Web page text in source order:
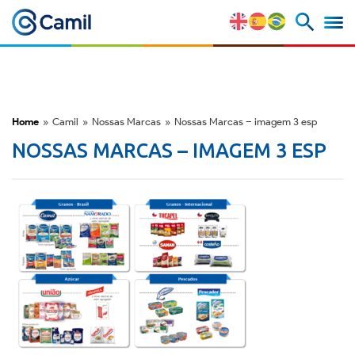
Perfil Corporativo
Estratégia e Vantagens
Fatores de Risco
M&A e Mercado de Capitais
ESG
Prêmios
Home » Camil » Nossas Marcas » Nossas Marcas – imagem 3 esp
NOSSAS MARCAS – IMAGEM 3 ESP